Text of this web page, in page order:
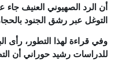
أن الرد الصهيوني العنيف جاء
التوغل عبر رشق الجنود
وفي قراءة لهذا التطور،
للدراسات رشيد حوراني أن